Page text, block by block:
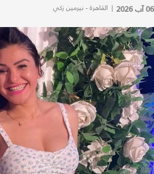
06 آب 2026 | القاهرة - نيرمين زكي